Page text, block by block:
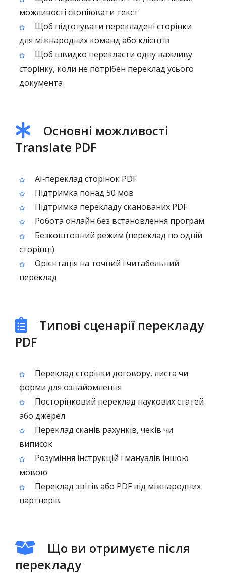
можливості скопіювати текст
Щоб підготувати перекладені сторінки
для міжнародних команд або клієнтів
Щоб швидко перекласти одну важливу
сторінку, коли не потрібен переклад усього
документа
Основні можливості
Translate PDF
AI‑переклад сторінок PDF
Підтримка понад 50 мов
Підтримка перекладу сканованих PDF
Робота онлайн без встановлення програм
Безкоштовний режим (переклад по одній
сторінці)
Орієнтація на точний і читабельний
переклад
Типові сценарії перекладу
PDF
Переклад сторінки договору, листа чи
форми для ознайомлення
Посторінковий переклад наукових статей
або джерел
Переклад сканів рахунків, чеків чи
виписок
Розуміння інструкцій і мануалів іншою
мовою
Переклад звітів або PDF від міжнародних
партнерів
Що ви отримуєте після
перекладу